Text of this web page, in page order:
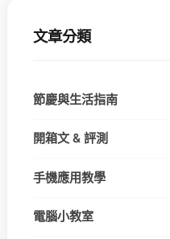
文章分類
節慶與生活指南
開箱文 & 評測
手機應用教學
電腦小教室